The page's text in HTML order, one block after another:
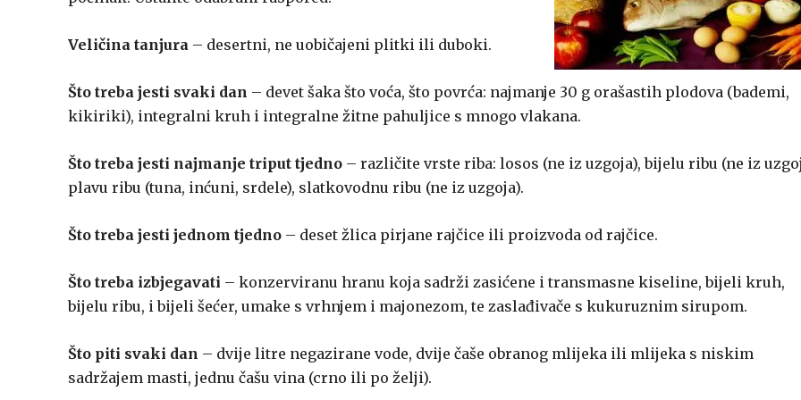
Veličina tanjura – desertni, ne uobičajeni plitki ili duboki.
Što treba jesti svaki dan – devet šaka što voća, što povrća: najmanje 30 g orašastih plodova (bademi,
kikiriki), integralni kruh i integralne žitne pahuljice s mnogo vlakana.
Što treba jesti najmanje triput tjedno – različite vrste riba: losos (ne iz uzgoja), bijelu ribu (ne iz
plavu ribu (tuna, inćuni, srdele), slatkovodnu ribu (ne iz uzgoja).
Što treba jesti jednom tjedno – deset žlica pirjane rajčice ili proizvoda od rajčice.
Što treba izbjegavati – konzerviranu hranu koja sadrži zasićene i transmasne kiseline, bijeli kruh,
bijelu ribu, i bijeli šećer, umake s vrhnjem i majonezom, te zaslađivače s kukuruznim sirupom.
Što piti svaki dan – dvije litre negazirane vode, dvije čaše obranog mlijeka ili mlijeka s niskim
sadržajem masti, jednu čašu vina (crno ili po želji).